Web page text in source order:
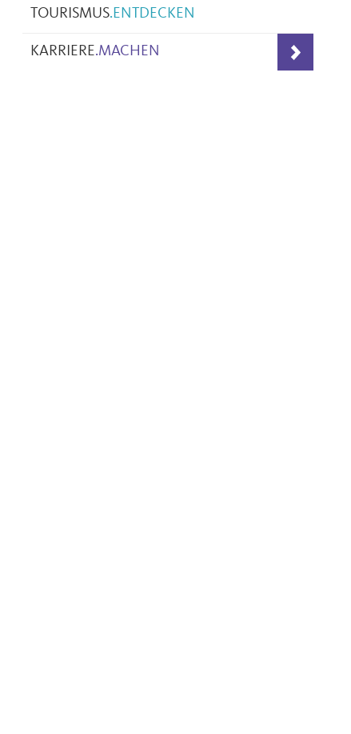
TOURISMUS.ENTDECKEN
KARRIERE.MACHEN